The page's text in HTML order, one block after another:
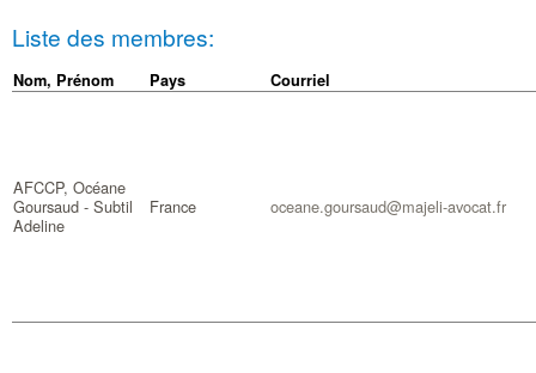
Liste des membres:
Nom, Prénom Pays Courriel
AFCCP, Océane
Goursaud - Subtil
Adeline
France oceane.goursaud@majeli-avocat.fr